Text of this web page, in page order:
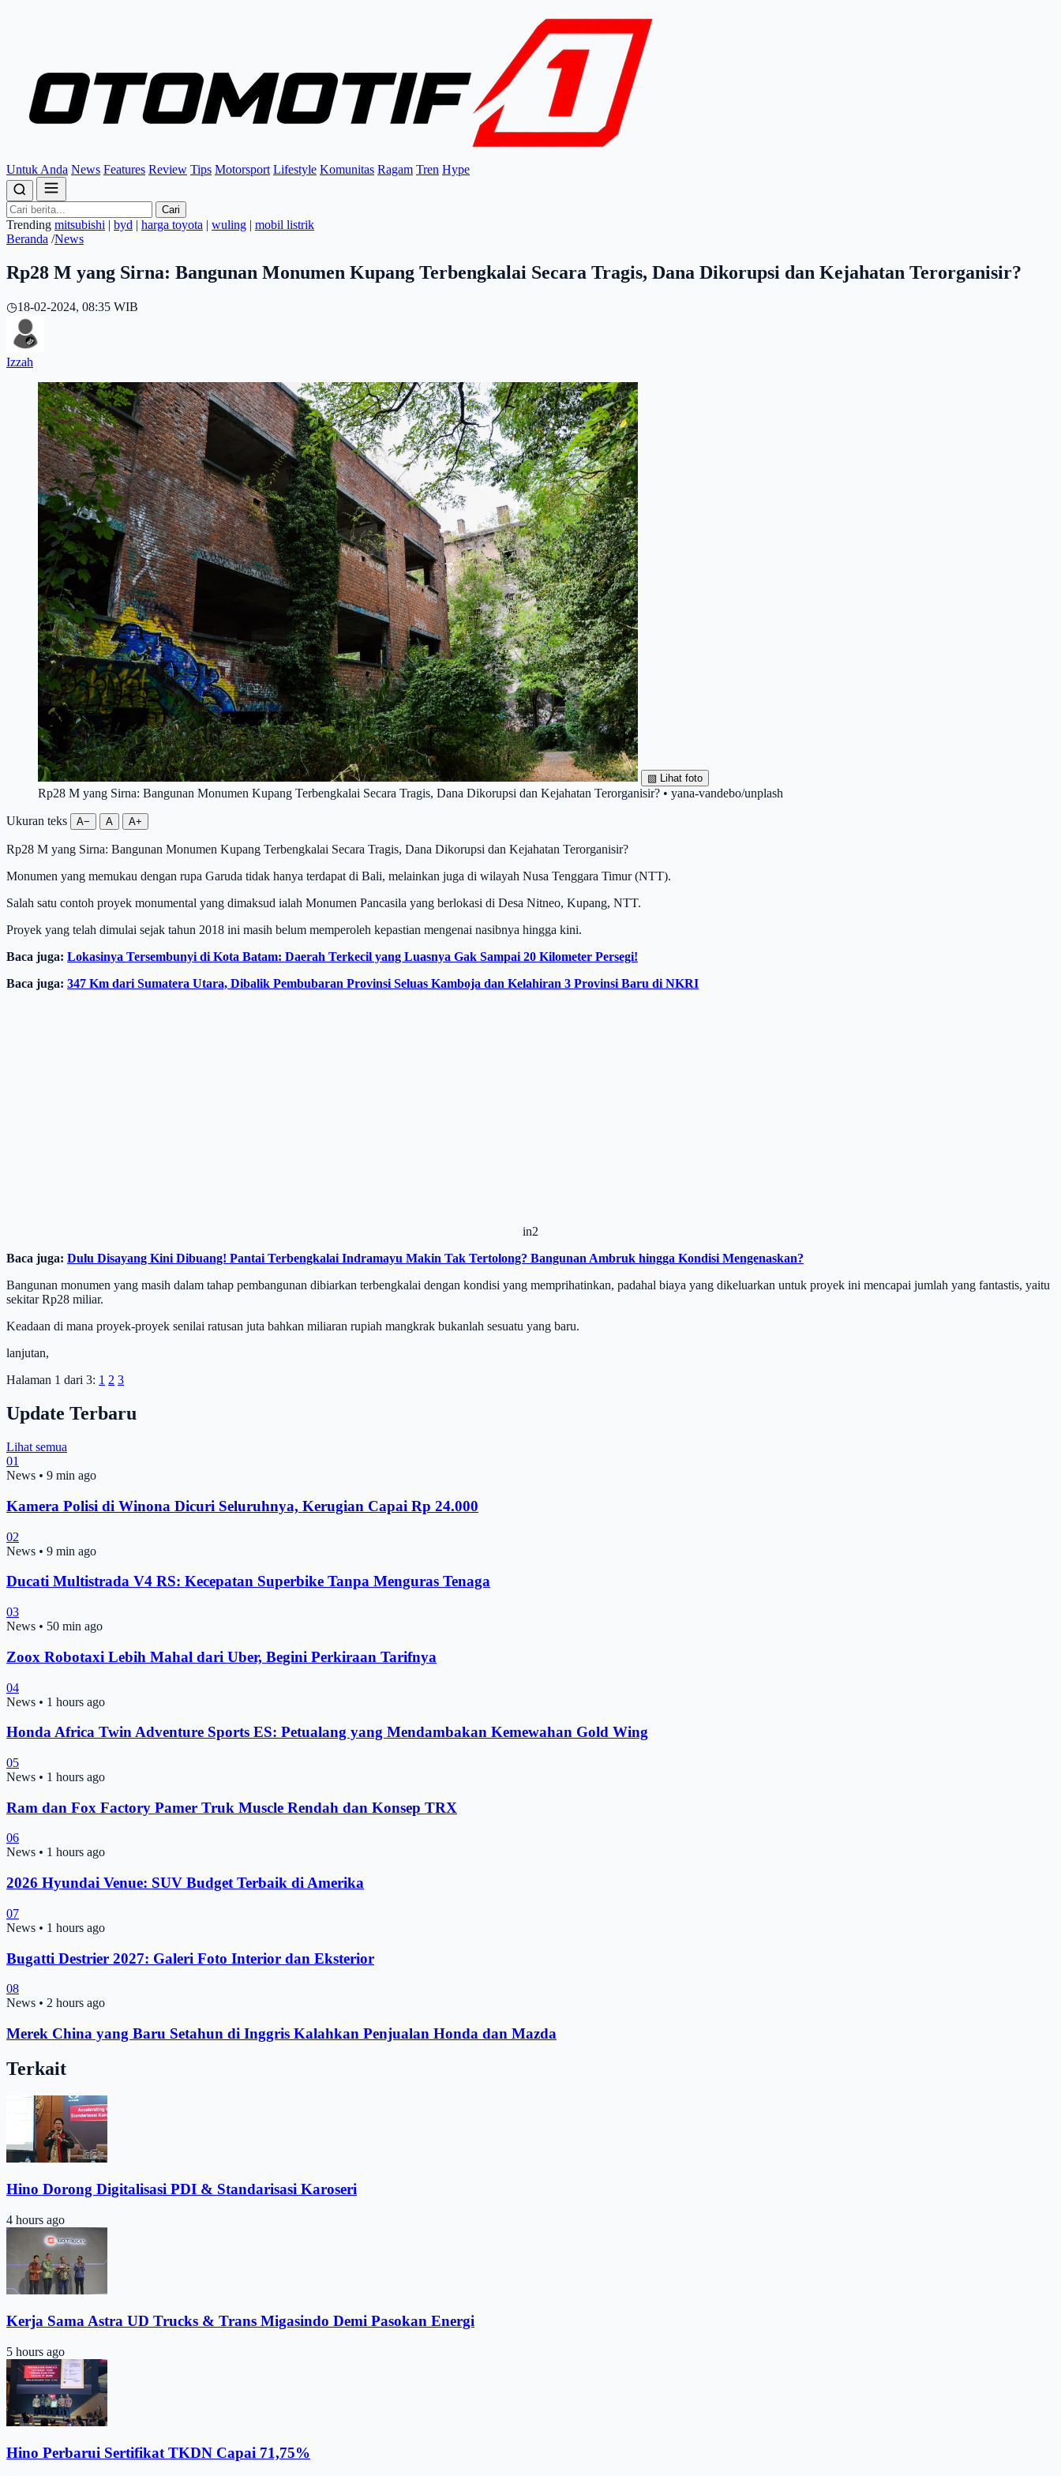
Untuk Anda News Features Review Tips Motorsport Lifestyle Komunitas Ragam Tren Hype
Cari
Trending mitsubishi | byd | harga toyota | wuling | mobil listrik
Beranda /News
Rp28 M yang Sirna: Bangunan Monumen Kupang Terbengkalai Secara Tragis, Dana Dikorupsi dan Kejahatan Terorganisir?
◷18-02-2024, 08:35 WIB
Izzah
▧ Lihat foto
Rp28 M yang Sirna: Bangunan Monumen Kupang Terbengkalai Secara Tragis, Dana Dikorupsi dan Kejahatan Terorganisir? • yana-vandebo/unplash
Ukuran teks A− A A+
Rp28 M yang Sirna: Bangunan Monumen Kupang Terbengkalai Secara Tragis, Dana Dikorupsi dan Kejahatan Terorganisir?
Monumen yang memukau dengan rupa Garuda tidak hanya terdapat di Bali, melainkan juga di wilayah Nusa Tenggara Timur (NTT).
Salah satu contoh proyek monumental yang dimaksud ialah Monumen Pancasila yang berlokasi di Desa Nitneo, Kupang, NTT.
Proyek yang telah dimulai sejak tahun 2018 ini masih belum memperoleh kepastian mengenai nasibnya hingga kini.
Baca juga: Lokasinya Tersembunyi di Kota Batam: Daerah Terkecil yang Luasnya Gak Sampai 20 Kilometer Persegi!
Baca juga: 347 Km dari Sumatera Utara, Dibalik Pembubaran Provinsi Seluas Kamboja dan Kelahiran 3 Provinsi Baru di NKRI
in2
Baca juga: Dulu Disayang Kini Dibuang! Pantai Terbengkalai Indramayu Makin Tak Tertolong? Bangunan Ambruk hingga Kondisi Mengenaskan?
Bangunan monumen yang masih dalam tahap pembangunan dibiarkan terbengkalai dengan kondisi yang memprihatinkan, padahal biaya yang dikeluarkan untuk proyek ini mencapai jumlah yang fantastis, yaitu
sekitar Rp28 miliar.
Keadaan di mana proyek-proyek senilai ratusan juta bahkan miliaran rupiah mangkrak bukanlah sesuatu yang baru.
lanjutan,
Halaman 1 dari 3: 1 2 3
Update Terbaru
Lihat semua
01
News • 9 min ago
Kamera Polisi di Winona Dicuri Seluruhnya, Kerugian Capai Rp 24.000
02
News • 9 min ago
Ducati Multistrada V4 RS: Kecepatan Superbike Tanpa Menguras Tenaga
03
News • 50 min ago
Zoox Robotaxi Lebih Mahal dari Uber, Begini Perkiraan Tarifnya
04
News • 1 hours ago
Honda Africa Twin Adventure Sports ES: Petualang yang Mendambakan Kemewahan Gold Wing
05
News • 1 hours ago
Ram dan Fox Factory Pamer Truk Muscle Rendah dan Konsep TRX
06
News • 1 hours ago
2026 Hyundai Venue: SUV Budget Terbaik di Amerika
07
News • 1 hours ago
Bugatti Destrier 2027: Galeri Foto Interior dan Eksterior
08
News • 2 hours ago
Merek China yang Baru Setahun di Inggris Kalahkan Penjualan Honda dan Mazda
Terkait
Hino Dorong Digitalisasi PDI & Standarisasi Karoseri
4 hours ago
Kerja Sama Astra UD Trucks & Trans Migasindo Demi Pasokan Energi
5 hours ago
Hino Perbarui Sertifikat TKDN Capai 71,75%